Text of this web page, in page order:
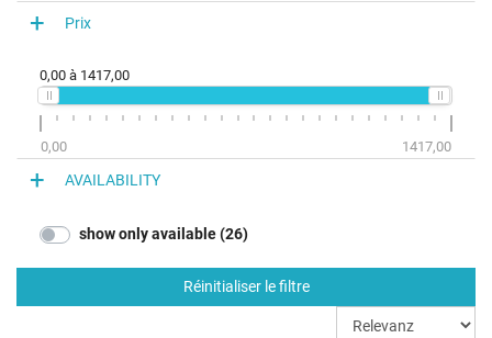
Prix
0,00 à 1417,00
0,00 1417,00
AVAILABILITY
show only available (26)
Réinitialiser le filtre